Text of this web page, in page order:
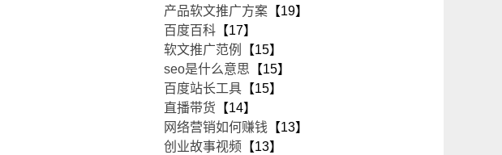
产品软文推广方案 【19】
百度百科 【17】
软文推广范例
【15】
seo是什么意思 【15】
百度站长工具 【15】
直播带货 【14】
网络营销如何赚钱 【13】
创业故事视频 【13】